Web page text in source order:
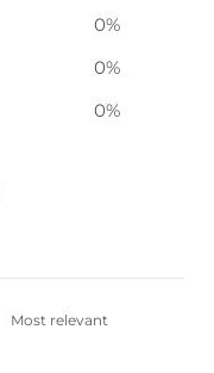
0%
0%
0%